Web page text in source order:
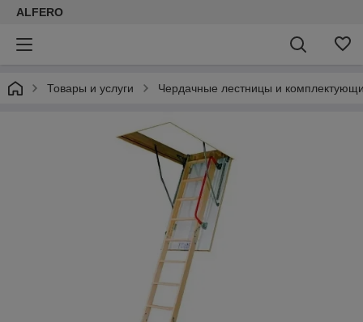
ALFERO
Товары и услуги Чердачные лестницы и